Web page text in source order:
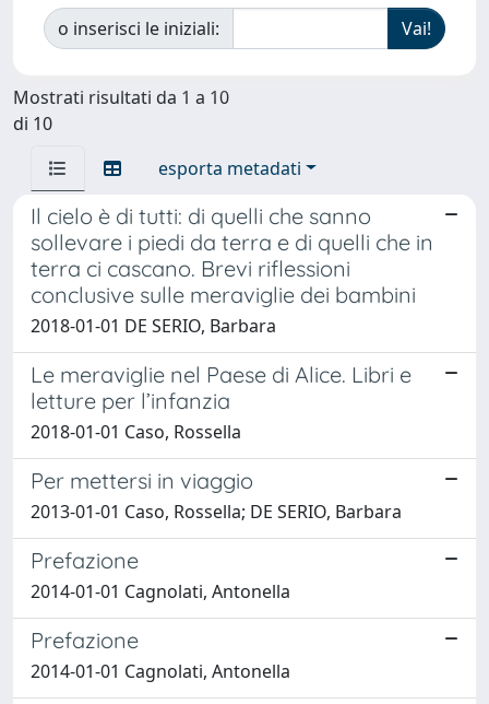
o inserisci le iniziali:
Mostrati risultati da 1 a 10
di 10
esporta metadati
Il cielo è di tutti: di quelli che sanno
sollevare i piedi da terra e di quelli che in
terra ci cascano. Brevi riflessioni
conclusive sulle meraviglie dei bambini
2018-01-01 DE SERIO, Barbara
Le meraviglie nel Paese di Alice. Libri e
letture per l’infanzia
2018-01-01 Caso, Rossella
Per mettersi in viaggio
2013-01-01 Caso, Rossella; DE SERIO, Barbara
Prefazione
2014-01-01 Cagnolati, Antonella
Prefazione
2014-01-01 Cagnolati, Antonella